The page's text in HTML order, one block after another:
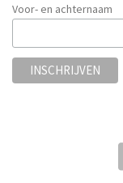
Voor- en achternaam